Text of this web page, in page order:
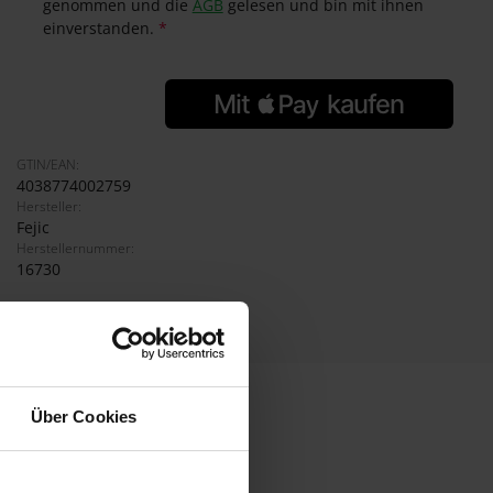
Über Cookies
genommen und die AGB gelesen und bin mit ihnen
einverstanden. *
GTIN/EAN:
4038774002759
Hersteller:
Fejic
Herstellernummer:
16730